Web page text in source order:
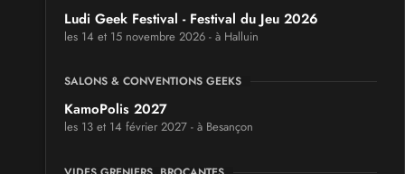
Ludi Geek Festival - Festival du Jeu 2026
les 14 et 15 novembre 2026 - à Halluin
SALONS & CONVENTIONS GEEKS
KamoPolis 2027
les 13 et 14 février 2027 - à Besançon